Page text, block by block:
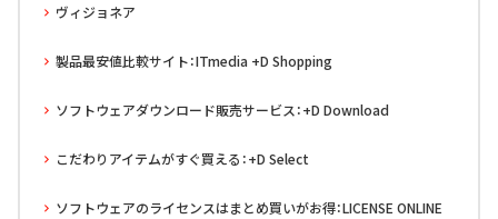
ヴィジョネア
製品最安値比較サイト：ITmedia +D Shopping
ソフトウェアダウンロード販売サービス：+D Download
こだわりアイテムがすぐ買える：+D Select
ソフトウェアのライセンスはまとめ買いがお得：LICENSE ONLINE